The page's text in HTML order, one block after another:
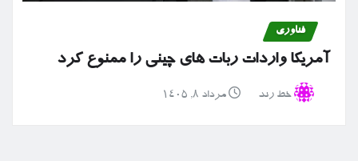
فناوری
آمریکا واردات ربات های چینی را ممنوع کرد
خط رند مرداد ۸, ۱۴۰۵